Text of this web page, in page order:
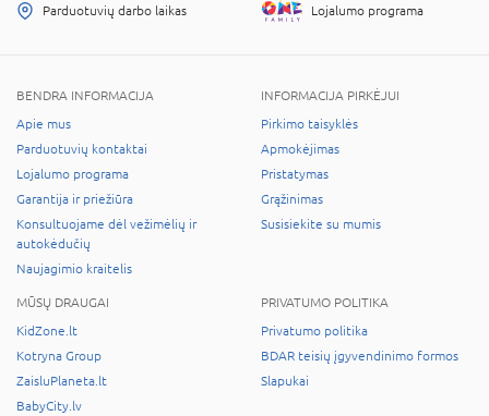
Parduotuvių darbo laikas Lojalumo programa
BENDRA INFORMACIJA
Apie mus
Parduotuvių kontaktai
Lojalumo programa
Garantija ir priežiūra
Konsultuojame dėl vežimėlių ir
autokėdučių
Naujagimio kraitelis
INFORMACIJA PIRKĖJUI
Pirkimo taisyklės
Apmokėjimas
Pristatymas
Grąžinimas
Susisiekite su mumis
MŪSŲ DRAUGAI
KidZone.lt
Kotryna Group
ZaisluPlaneta.lt
BabyCity.lv
PRIVATUMO POLITIKA
Privatumo politika
BDAR teisių įgyvendinimo formos
Slapukai